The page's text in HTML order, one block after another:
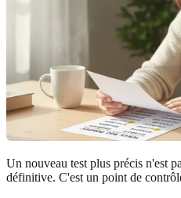
Un nouveau test plus précis n'est
définitive. C'est un point de